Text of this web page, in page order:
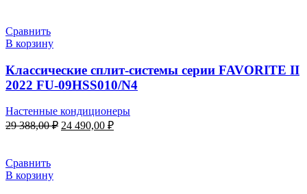
Сравнить
В корзину
Классические сплит-системы серии FAVORITE II
2022 FU-09HSS010/N4
Настенные кондиционеры
29 388,00₽ Первоначальная
24 490,00 ₽Текущая
Сравнить
В корзину